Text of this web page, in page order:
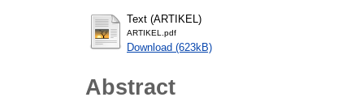
Text (ARTIKEL)
ARTIKEL.pdf
Download (623kB)
Abstract